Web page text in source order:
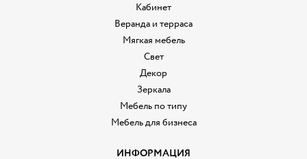
Кабинет
Веранда и терраса
Мягкая мебель
Свет
Декор
Зеркала
Мебель по типу
Мебель для бизнеса
ИНФОРМАЦИЯ